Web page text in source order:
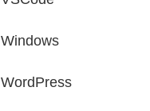
Windows
WordPress